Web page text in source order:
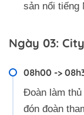
sản nổi tiếng
Ngày 03:
08h00 ->
Đoàn làm
đón đoàn